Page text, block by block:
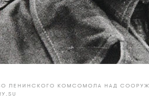
ЛЕНИНСКОГО КОМСОМОЛА НАД